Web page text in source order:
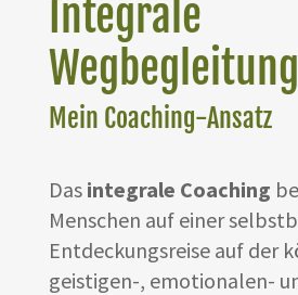
Integrale
Wegbegleitung
Mein Coaching-Ansatz
Das integrale Coaching
Menschen auf einer
Entdeckungsreise auf der
geistigen-, emotionalen-